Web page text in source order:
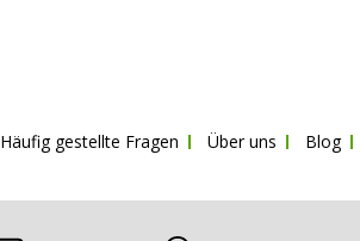
Häufig gestellte Fragen Über uns Blog